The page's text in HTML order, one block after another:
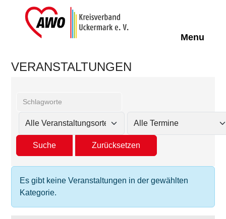
Menu
VERANSTALTUNGEN
Es gibt keine Veranstaltungen in der gewählten
Kategorie.